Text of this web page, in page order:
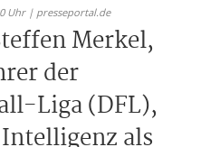
Uhr | presseportal.de
Merkel,
der
Liga (DFL),
als